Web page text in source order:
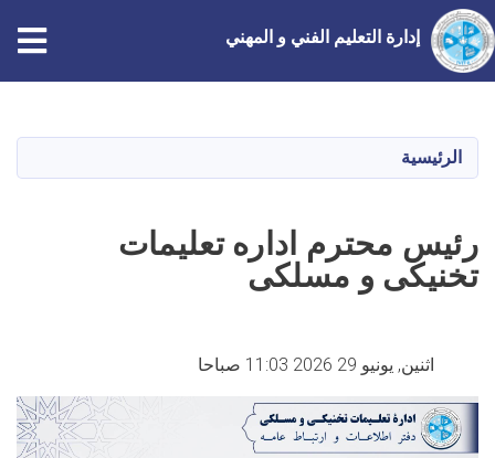
الرئيسي
إدارة التعليم الفني و المهني
الرئيسية
رئیس محترم اداره تعلیمات
تخنیکی و مسلکی
اثنين, يونيو 29 2026 11:03 صباحا